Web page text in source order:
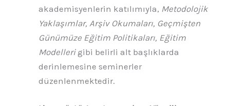
akademisyenlerin katılımıyla, Metodolojik
Yaklaşımlar, Arşiv Okumaları, Geçmişten
Günümüze Eğitim Politikaları, Eğitim
Modellerigibi belirli alt başlıklarda
derinlemesine seminerler
düzenlenmektedir.